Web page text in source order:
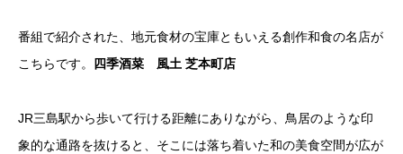
番組で紹介された、地元食材の宝庫ともいえる創作和食の名店が
こちらです。
四季酒菜 風土 芝本町店
JR三島駅から歩いて行ける距離にありながら、鳥居のような印
象的な通路を抜けると、そこには落ち着いた和の美食空間が広が